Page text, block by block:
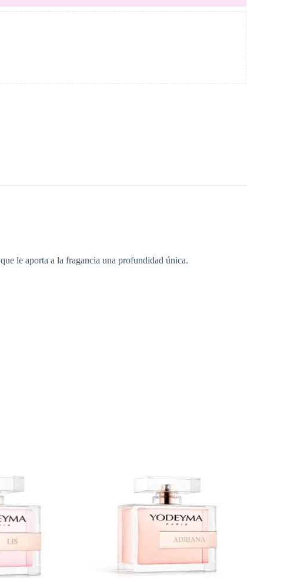
que le aporta a la fragancia una profundidad única.